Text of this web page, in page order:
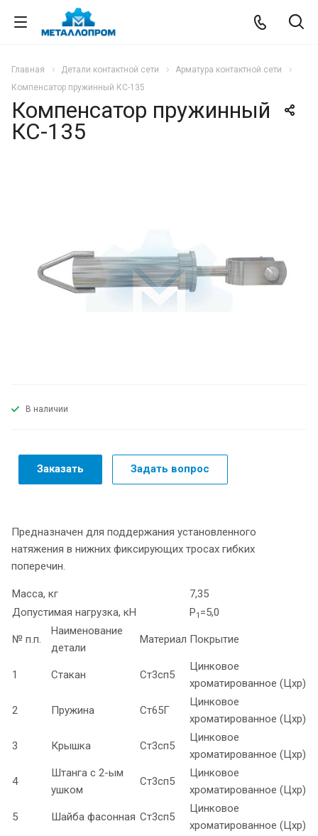
Главная Детали контактной сети
Арматура контактной сети
Компенсатор пружинный КС-135
Компенсатор пружинный
КС-135
В наличии
Заказать Задать вопрос
Предназначен для поддержания установленного
натяжения в нижних фиксирующих тросах гибких
поперечин.
Масса, кг
7,35
Допустимая нагрузка, кН
Р1 =5,0
№ п.п.
Наименование
детали
Материал Покрытие
1 Стакан Ст3сп5
Цинковое
хроматированное (Цхр)
2 Пружина Ст65Г
Цинковое
хроматированное (Цхр)
3 Крышка Ст3сп5
Цинковое
хроматированное (Цхр)
4
Штанга с 2-ым
ушком
Ст3сп5
Цинковое
хроматированное (Цхр)
5 Шайба фасонная Ст3сп5
Цинковое
хроматированное (Цхр)